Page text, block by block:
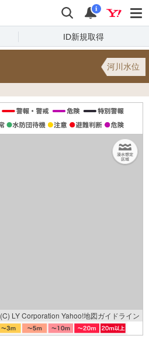
検索 通知
i
ID新規取得
河川水位
(C) LY Corporation Yahoo!地図ガイドライン